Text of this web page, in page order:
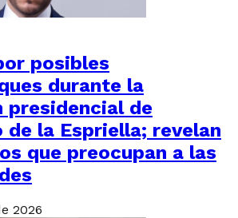
posibles
durante la
presidencial de
de la Espriella; revelan
que preocupan a las
2026